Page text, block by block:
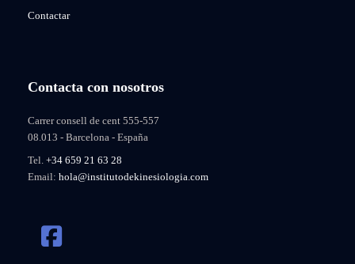
Contactar
Contacta con nosotros
Carrer consell de cent 555-557
08.013 - Barcelona - España
Tel. +34 659 21 63 28
Email: hola@institutodekinesiologia.com